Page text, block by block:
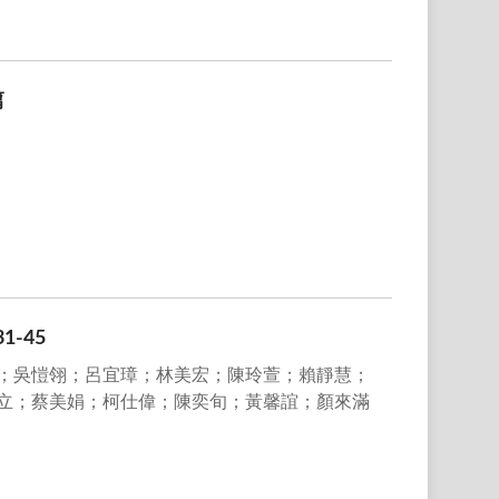
45
愷翎；呂宜璋；林美宏；陳玲萱；賴靜慧；
；蔡美娟；柯仕偉；陳奕旬；黃馨誼；顏來滿